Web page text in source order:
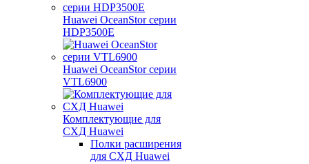
Huawei OceanStor серии
HDP3500E
Huawei OceanStor серии
VTL6900
Комплектующие для
СХД Huawei
Полки расширения
для СХД Huawei